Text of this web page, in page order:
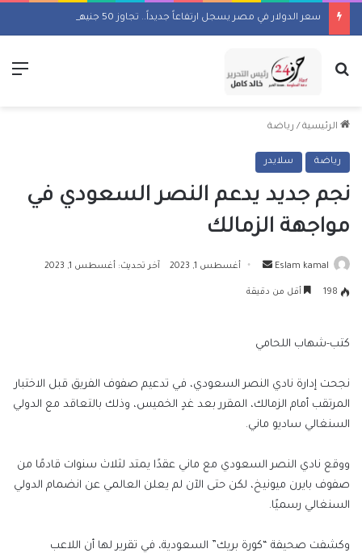
سعر الدولار في مصر يسجل ارتفاعاً جديداً.. تجاوز 50 جنيهاً مجدداً
بحث عن
الرئيسية / رياضة
رياضة سلايدر
نجم جديد يدعم النصر السعودي في
مواجهة الزمالك
Eslam kamal
أرسل أغسطس 1, 2023 آخر تحديث: أغسطس 1, 2023
198 أقل من دقيقة
كتب-شهاب اللحامي
نجحت إدارة نادي النصر السعودي، في تدعيم صفوف الفريق قبل الاختبار
المرتقب أمام الزمالك، المقرر بعد غدٍ الخميس، وذلك بالتعاقد مع الدولي
السنغالي ساديو ماني.
ووقع نادي النصر السعودي مع ماني عقدًا يمتد لثلاث سنوات قادمًا من
صفوف بايرن ميونيخ، لكن حتى الآن لم يعلن العالمي عن انضمام الدولي
السنغالي رسميًا.
وكشفت صحيفة “كورة بريك” السعودية، في تقرير لها أن اللاعب